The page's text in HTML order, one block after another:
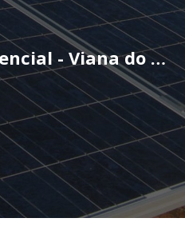
Instalação Residencial - Viana do Castelo